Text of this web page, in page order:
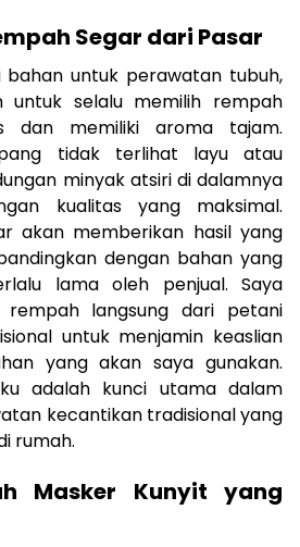
Segar dari Pasar
bahan untuk perawatan tubuh,
untuk selalu memilih rempah
dan memiliki aroma tajam.
tidak terlihat layu atau
minyak atsiri di dalamnya
kualitas yang maksimal.
akan memberikan hasil yang
dengan bahan yang
lama oleh penjual. Saya
rempah langsung dari petani
untuk menjamin keaslian
yang akan saya gunakan.
adalah kunci utama dalam
kecantikan tradisional yang
rumah.
Masker Kunyit yang